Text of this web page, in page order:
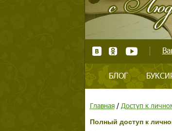
БЛОГ
Главная/ Доступ к
Полный доступ к